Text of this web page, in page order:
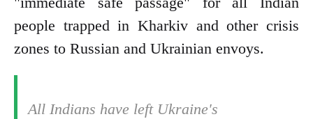
people trapped in Kharkiv and other crisis
zones to Russian and Ukrainian envoys.
All Indians have left Ukraine's